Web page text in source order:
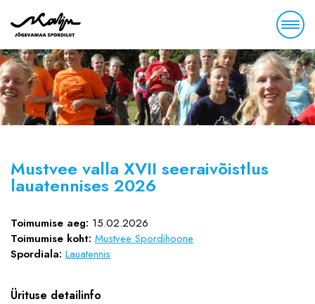
Mustvee valla XVII seeraivõistlus
lauatennises 2026
Toimumise aeg: 15.02.2026
Toimumise koht: Mustvee Spordihoone
Spordiala: Lauatennis
Ürituse detailinfo